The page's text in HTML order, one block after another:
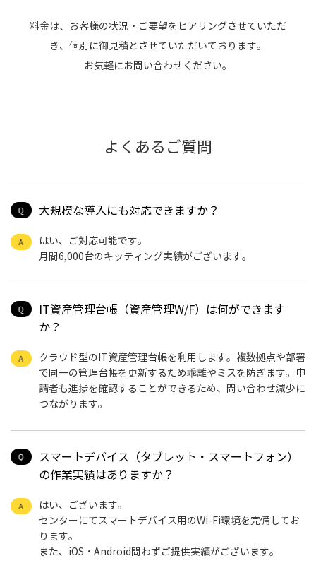
料金は、お客様の状況・ご要望をヒアリングさせていただ
き、個別に御見積とさせていただいております。
お気軽にお問い合わせください。
よくあるご質問
大規模な導入にも対応できますか？
はい、ご対応可能です。
月間6,000台のキッティング実績がございます。
IT資産管理台帳（資産管理W/F）は何ができます
か？
クラウド型のIT資産管理台帳を利用します。複数拠点や部署
で同一の管理台帳を更新するため乖離やミスを防ぎます。申
請者も進捗を確認することができるため、問い合わせ減少に
つながります。
スマートデバイス（タブレット・スマートフォン）
の作業実績はありますか？
はい、ございます。
センターにてスマートデバイス用のWi-Fi環境を完備してお
ります。
また、iOS・Android問わずご提供実績がございます。